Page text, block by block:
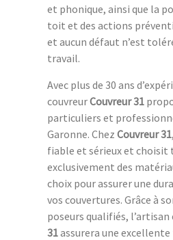
et phonique, ainsi que la
toit et des actions
et aucun défaut n’est
travail.
Avec plus de 30 ans
couvreurCouvreur 31
particuliers et
Garonne. Chez Couvreur 31
fiable et sérieux et choisit
exclusivement des
choix pour assurer une
vos couvertures. Grâce à
poseurs qualifiés, l’artisan
31assurera une